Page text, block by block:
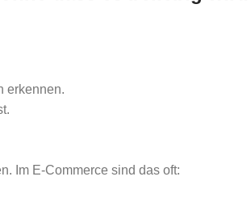
erkennen.
Im E-Commerce sind das oft: